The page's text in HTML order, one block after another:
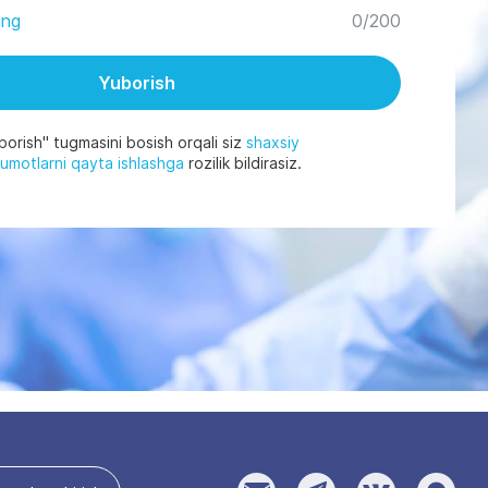
0/200
Yuborish
tugmasini bosish orqali siz shaxsiy
qayta ishlashga rozilik bildirasiz.